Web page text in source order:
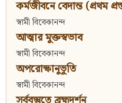
কর্মজীবনে বেদান্ত (প্রথম
স্বামী বিবেকানন্দ
আত্মার মুক্তস্বভাব
স্বামী বিবেকানন্দ
অপরোক্ষানুভূতি
স্বামী বিবেকানন্দ